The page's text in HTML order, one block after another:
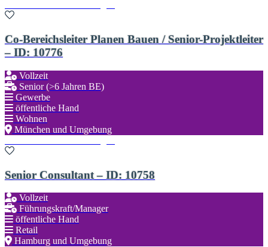
Co-Bereichsleiter Planen Bauen / Senior-Projektleiter
– ID: 10776
Vollzeit
Senior (>6 Jahren BE)
Gewerbe
öffentliche Hand
Wohnen
München und Umgebung
Senior Consultant – ID: 10758
Vollzeit
Führungskraft/Manager
öffentliche Hand
Retail
Hamburg und Umgebung